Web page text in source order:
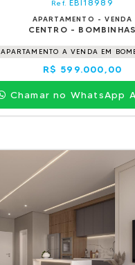
Ref. EBI18989
APARTAMENTO - VENDA
CENTRO - BOMBINHAS
APARTAMENTO A VENDA EM
R$ 599.000,00
Chamar no WhatsApp